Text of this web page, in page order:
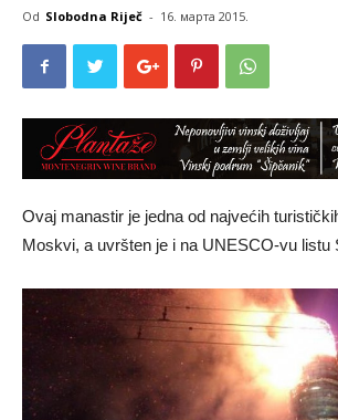
Od Slobodna Riječ - 16. марта 2015.
Ovaj manastir je jedna od najvećih
Moskvi, a uvršten je i na UNESCO-vu listu